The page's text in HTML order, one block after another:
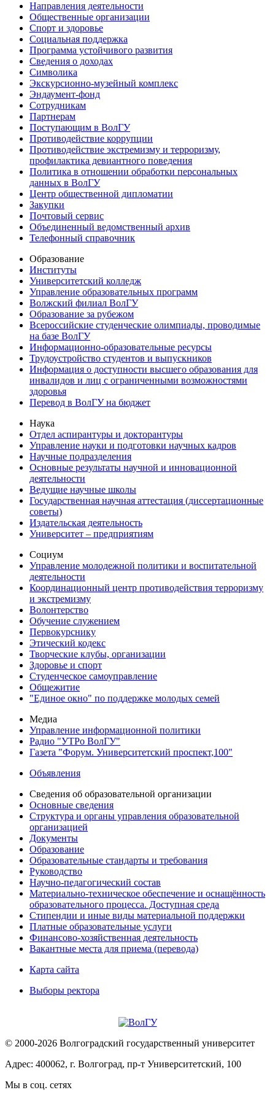
Направления деятельности
Общественные организации
Спорт и здоровье
Социальная поддержка
Программа устойчивого развития
Сведения о доходах
Символика
Экскурсионно-музейный комплекс
Эндаумент-фонд
Сотрудникам
Партнерам
Поступающим в ВолГУ
Противодействие коррупции
Противодействие экстремизму и терроризму,
профилактика девиантного поведения
Политика в отношении обработки персональных
данных в ВолГУ
Центр общественной дипломатии
Закупки
Почтовый сервис
Объединенный ведомственный архив
Телефонный справочник
Образование
Институты
Университетский колледж
Управление образовательных программ
Волжский филиал ВолГУ
Образование за рубежом
Всероссийские студенческие олимпиады, проводимые
на базе ВолГУ
Информационно-образовательные ресурсы
Трудоустройство студентов и выпускников
Информация о доступности высшего образования для
инвалидов и лиц с ограниченными возможностями
здоровья
Перевод в ВолГУ на бюджет
Наука
Отдел аспирантуры и докторантуры
Управление науки и подготовки научных кадров
Научные подразделения
Основные результаты научной и инновационной
деятельности
Ведущие научные школы
Государственная научная аттестация (диссертационные
советы)
Издательская деятельность
Университет – предприятиям
Социум
Управление молодежной политики и воспитательной
деятельности
Координационный центр противодействия терроризму
и экстремизму
Волонтерство
Обучение служением
Первокурснику
Этический кодекс
Творческие клубы, организации
Здоровье и спорт
Студенческое самоуправление
Общежитие
"Единое окно" по поддержке молодых семей
Медиа
Управление информационной политики
Радио "УТРо ВолГУ"
Газета "Форум. Университетский проспект,100"
Объявления
Сведения об образовательной организации
Основные сведения
Структура и органы управления образовательной
организацией
Документы
Образование
Образовательные стандарты и требования
Руководство
Научно-педагогический состав
Материально-техническое обеспечение и оснащённость
образовательного процесса. Доступная среда
Стипендии и иные виды материальной поддержки
Платные образовательные услуги
Финансово-хозяйственная деятельность
Вакантные места для приема (перевода)
Карта сайта
Выборы ректора
© 2000-2026 Волгоградский государственный университет
Адрес: 400062, г. Волгоград, пр-т Университетский, 100
Мы в соц. сетях